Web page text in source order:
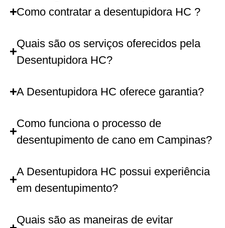
Como contratar a desentupidora HC ?
Quais são os serviços oferecidos pela
Desentupidora HC?
A Desentupidora HC oferece garantia?
Como funciona o processo de
desentupimento de cano em Campinas?
A Desentupidora HC possui experiência
em desentupimento?
Quais são as maneiras de evitar